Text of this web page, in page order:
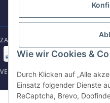
E-
ZAHLUNGSARTEN
VERSANDARTEN
©2025 Intersince GmbH
Wie wir Cookies &
Durch Klicken auf „Alle
Einsatz folgender Dienste
ReCaptcha, Brevo,